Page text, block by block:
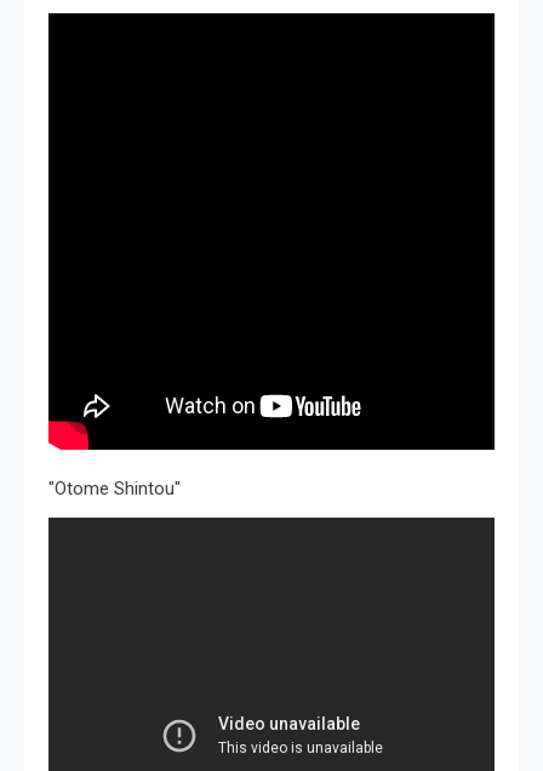
"Otome Shintou"